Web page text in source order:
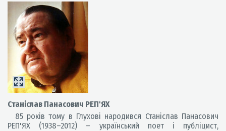
Станіслав Панасович РЕП'ЯХ
85 років тому в Глухові народився Станіслав Панасович
РЕП'ЯХ (1938–2012) – український поет і публіцист,